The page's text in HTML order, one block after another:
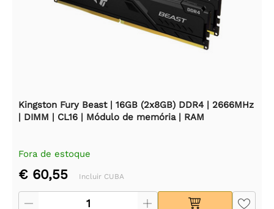
Kingston Fury Beast | 16GB (2x8GB) DDR4 | 2666MHz
| DIMM | CL16 | Módulo de memória | RAM
Fora de estoque
€ 60,55 Incluir CUBA